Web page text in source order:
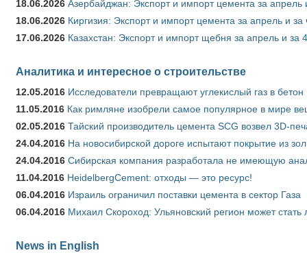
18.06.2026 Азербайджан: Экспорт и импорт цемента за
18.06.2026 Киргизия: Экспорт и импорт цемента за апрель и
17.06.2026 Казахстан: Экспорт и импорт щебня за апрель и за
Аналитика и интересное о строительстве
12.05.2016 Исследователи превращают углекислый газ в бетон
11.05.2016 Как римляне изобрели самое популярное в мире
02.05.2016 Тайский производитель цемента SCG возвел 3D-
24.04.2016 На новосибирской дороге испытают покрытие из
24.04.2016 Сибирская компания разработала не имеющую
11.04.2016 HeidelbergCement: отходы — это ресурс!
06.04.2016 Израиль ограничил поставки цемента в сектор Газа
06.04.2016 Михаил Скороход: Ульяновский регион может
News in English